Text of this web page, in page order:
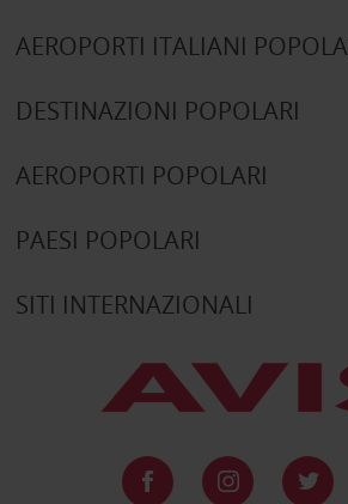
AEROPORTI ITALIANI
DESTINAZIONI POPOLARI
AEROPORTI POPOLARI
PAESI POPOLARI
SITI INTERNAZIONALI